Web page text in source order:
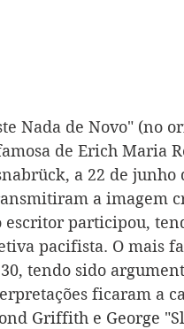
Nada de Novo" (no
de Erich Maria
a 22 de
a imagem
escritor participou,
pacifista. O mais
tendo sido
ficaram a
Griffith e George